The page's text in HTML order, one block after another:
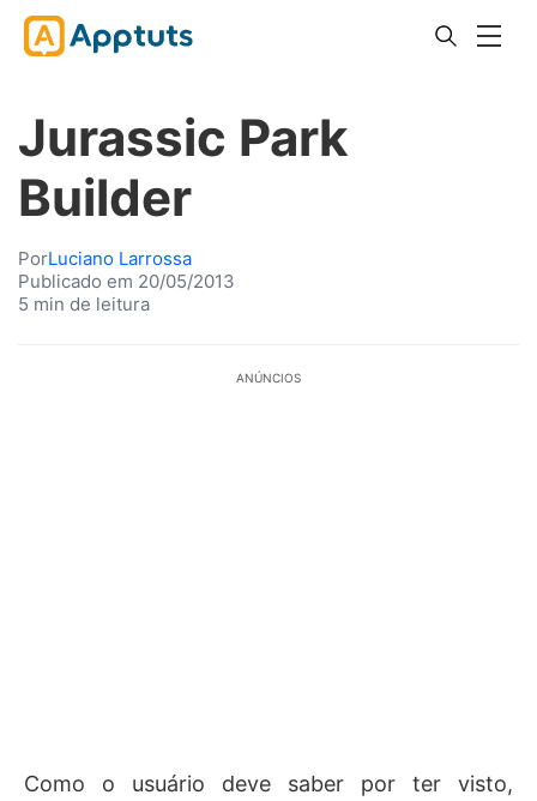
Jurassic Park
Builder
PorLuciano Larrossa
Publicado em 20/05/2013
5 min de leitura
ANÚNCIOS
Como o usuário deve saber por ter visto,